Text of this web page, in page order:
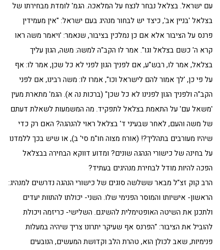
עם ישראל. בצלאל נבחר לנצח על המלאכה. הגמ' לומדת מבחירתו של
בצלאל 'בניין אב', כיצד יש לבחור מנהיג בעם ישראל: "אין מעמידין
פרנס על הציבור אלא אם כן נמלכין בציבור, שנאמר: 'ויאמר משה ראו
קרא ה' כשם בצלאל וגו". אמר לו הקב"ה למשה: משה, הגון עליך
בצלאל, אמר לו, רבש"ע, אם לפניך הגון לפני לא כל שכן, אמר לו: אף
על פי כן, 'לך אמור להם לישראל וכו", אמרו לו: משה רבינו, אם לפני
הקב"ה ולפניך הגון לפנינו לא כל שכן" (ברכות נה א). הגמ' מתארת מעין
'משאל עם' על התאמת בצלאל לתפקיד. מה המשמעות לשאלת דעתם
של משה והעם, לאחר שבעיני ד' בצלאל ראוי להנהגה? האם רק כדי
שיהיו מעורבים בתהליך?! (אורח מצוה חו"מ סי' ב), או שיש בכך ללמדנו
על בחינה של כישורי הנהגה שונים? ומדוע דווקא הבחירה בבצלאל
הפכה להיות מודל לבחירת מנהיגים בעתיד?
הרב קוק זצ"ל מבאר ששלשה סוגים של כישורי הנהגה נדרשים למנהיג:
הראשון- אישיותו והמוסר הפנימי שלו. השני- יכולתו להתוות יעדים
ולתכנן את השיטה האופטימלית להשיגם. השלישי- כריזמה ויכולת
להוביל את הציבור: "הפרנס אף שעיקר יתרונו צריך שיהיה במעלות
פנימיות, שאב לכולן הוא, טהרת הלב וקדושת המעשים, הנובעים